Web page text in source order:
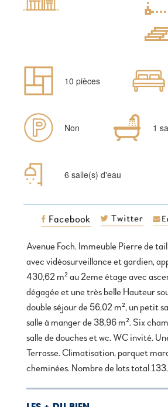
Nombre
10 pièces
Parking
Non 1
6 salle(s) d'eau
Avenue Foch. Immeuble Pierre de
avec vidéosurveillance et gardien,
430,62 m² au 2eme étage avec
dégagée et une très belle Hauteur
double séjour de 56,02 m², un petit
salle à manger de 38,96 m². Six
salle de douches et wc. WC invité.
Terrasse. Climatisation, parquet
cheminées. Nombre de lots total